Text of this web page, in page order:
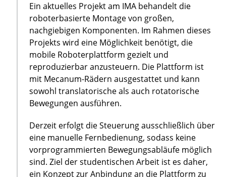
Ein aktuelles Projekt am IMA behandelt die
roboterbasierte Montage von großen,
nachgiebigen Komponenten. Im Rahmen dieses
Projekts wird eine Möglichkeit benötigt, die
mobile Roboterplattform gezielt und
reproduzierbar anzusteuern. Die Plattform ist
mit Mecanum-Rädern ausgestattet und kann
sowohl translatorische als auch rotatorische
Bewegungen ausführen.
Derzeit erfolgt die Steuerung ausschließlich über
eine manuelle Fernbedienung, sodass keine
vorprogrammierten Bewegungsabläufe möglich
sind. Ziel der studentischen Arbeit ist es daher,
ein Konzept zur Anbindung an die Plattform zu